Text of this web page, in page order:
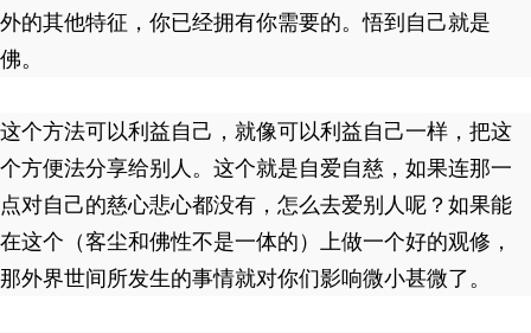
外的其他特征，你已经拥有你需要的。悟到自己就是
佛。
这个方法可以利益自己，就像可以利益自己一样，把这
个方便法分享给别人。这个就是自爱自慈，如果连那一
点对自己的慈心悲心都没有，怎么去爱别人呢？如果能
在这个（客尘和佛性不是一体的）上做一个好的观修，
那外界世间所发生的事情就对你们影响微小甚微了。